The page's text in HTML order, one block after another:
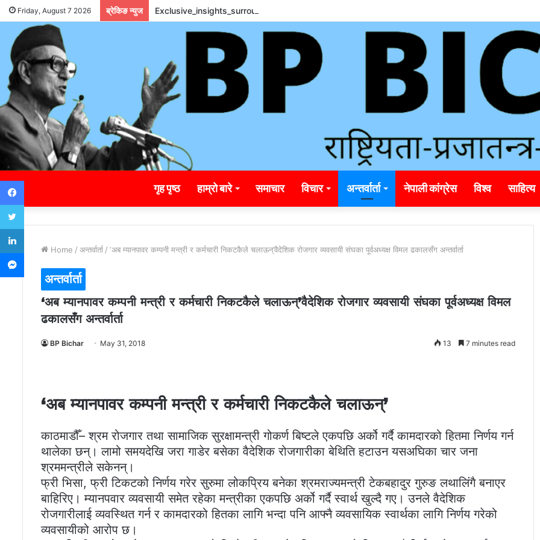
Friday, August 7 2026 ब्रेकिङ न्युज Exclusive_insights_surrounding_rainbet_empower_informed_crypto_wagering_decision
गृह पृष्ठ हाम्रो बारे समाचार विचार अन्तर्वार्ता नेपाली कांग्रेस विश्व साहित्य
Home / अन्तर्वार्ता / ‘अब म्यानपावर कम्पनी मन्त्री र कर्मचारी निकटकैले चलाऊन्’वैदेशिक रोजगार व्यवसायी संघका पूर्वअध्यक्ष विमल ढकालसँग अन्तर्वार्ता
अन्तर्वार्ता
‘अब म्यानपावर कम्पनी मन्त्री र कर्मचारी निकटकैले चलाऊन्’वैदेशिक रोजगार व्यवसायी संघका पूर्वअध्यक्ष विमल
ढकालसँग अन्तर्वार्ता
BP Bichar May 31, 2018 13 7 minutes read
‘अब म्यानपावर कम्पनी मन्त्री र कर्मचारी निकटकैले चलाऊन्’
काठमाडौँ– श्रम रोजगार तथा सामाजिक सुरक्षामन्त्री गोकर्ण बिष्टले एकपछि अर्को गर्दै कामदारको हितमा निर्णय गर्न
थालेका छन्। लामो समयदेखि जरा गाडेर बसेका वैदेशिक रोजगारीका बेथिति हटाउन यसअघिका चार जना
श्रममन्त्रीले सकेनन्।
फ्री भिसा, फ्री टिकटको निर्णय गरेर सुरुमा लोकप्रिय बनेका श्रमराज्यमन्त्री टेकबहादुर गुरुङ लथालिंगै बनाएर
बाहिरिए। म्यानपवार व्यवसायी समेत रहेका मन्त्रीका एकपछि अर्को गर्दै स्वार्थ खुल्दै गए। उनले वैदेशिक
रोजगारीलाई व्यवस्थित गर्न र कामदारको हितका लागि भन्दा पनि आफ्नै व्यवसायिक स्वार्थका लागि निर्णय गरेको
व्यवसायीको आरोप छ।
Facebook
Twitter
LinkedIn
Messenger